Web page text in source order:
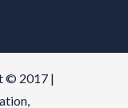
© 2017 |